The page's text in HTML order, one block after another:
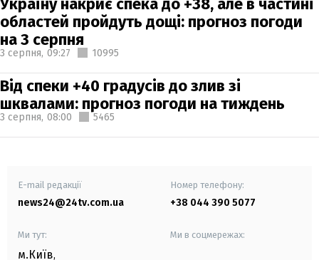
областей пройдуть дощі: прогноз погоди
на 3 серпня
3 серпня, 09:27 10995
Від спеки +40 градусів до злив зі
шквалами: прогноз погоди на тиждень
3 серпня, 08:00 5465
E-mail редакції
news24@24tv.com.ua
Номер телефону:
+38 044 390 5077
Ми тут:
м.Київ,
Ми в соцмережах: